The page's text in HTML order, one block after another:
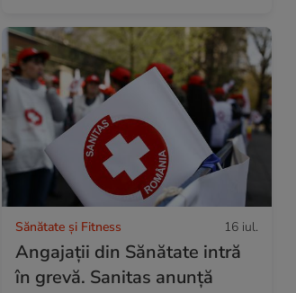
Sănătate și Fitness 16 iul.
Angajații din Sănătate intră
în grevă. Sanitas anunță